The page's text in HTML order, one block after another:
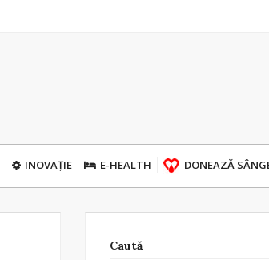
INOVAȚIE E-HEALTH DONEAZĂ
Caută